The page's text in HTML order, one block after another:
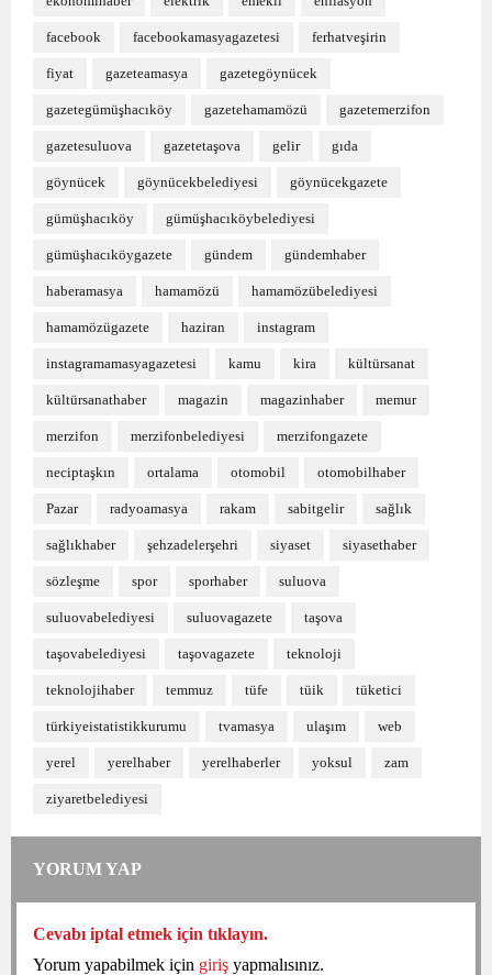
facebook facebookamasyagazetesi ferhatveşirin
fiyat gazeteamasya gazetegöynücek
gazetegümüşhacıköy gazetehamamözü gazetemerzifon
gazetesuluova gazetetaşova gelir gıda
göynücek göynücekbelediyesi göynücekgazete
gümüşhacıköy gümüşhacıköybelediyesi
gümüşhacıköygazete gündem gündemhaber
haberamasya hamamözü hamamözübelediyesi
hamamözügazete haziran instagram
instagramamasyagazetesi kamu kira kültürsanat
kültürsanathaber magazin magazinhaber memur
merzifon merzifonbelediyesi merzifongazete
neciptaşkın ortalama otomobil otomobilhaber
Pazar radyoamasya rakam sabitgelir sağlık
sağlıkhaber şehzadelerşehri siyaset siyasethaber
sözleşme spor sporhaber suluova
suluovabelediyesi suluovagazete taşova
taşovabelediyesi taşovagazete teknoloji
teknolojihaber temmuz tüfe tüik tüketici
türkiyeistatistikkurumu tvamasya ulaşım web
yerel yerelhaber yerelhaberler yoksul zam
ziyaretbelediyesi
YORUM YAP
Cevabı iptal etmek için tıklayın.
Yorum yapabilmek için giriş yapmalısınız.